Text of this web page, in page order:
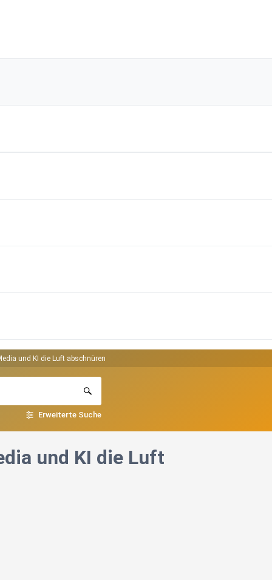
und KI die Luft abschnüren
Erweiterte Suche
und KI die Luft